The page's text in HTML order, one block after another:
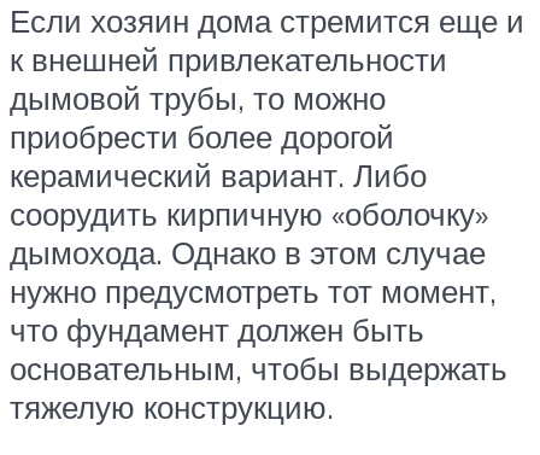
Если хозяин дома стремится еще и
к внешней привлекательности
дымовой трубы, то можно
приобрести более дорогой
керамический вариант. Либо
соорудить кирпичную «оболочку»
дымохода. Однако в этом случае
нужно предусмотреть тот момент,
что фундамент должен быть
основательным, чтобы выдержать
тяжелую конструкцию.